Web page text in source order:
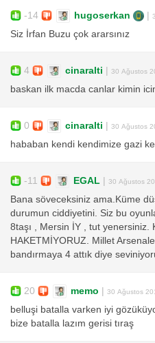
-14 hugoserkan |
Siz İrfan Buzu çok ararsınız
4 cinaralti | 30 Ağustos
baskan ilk macda canlar kimin
0 cinaralti | 30 Ağustos
hababan kendi kendimize gazi
-11 EGAL | 30 Ağustos
Bana söveceksiniz ama.Küme
durumun ciddiyetini. Siz bu
8taşı , Mersin İY , tut yenersiniz.
HAKETMİYORUZ. Millet
bandırmaya 4 attık diye
20 memo | 30 Ağustos
belluşi batalla varken iyi
bize batalla lazım gerisi tıraş